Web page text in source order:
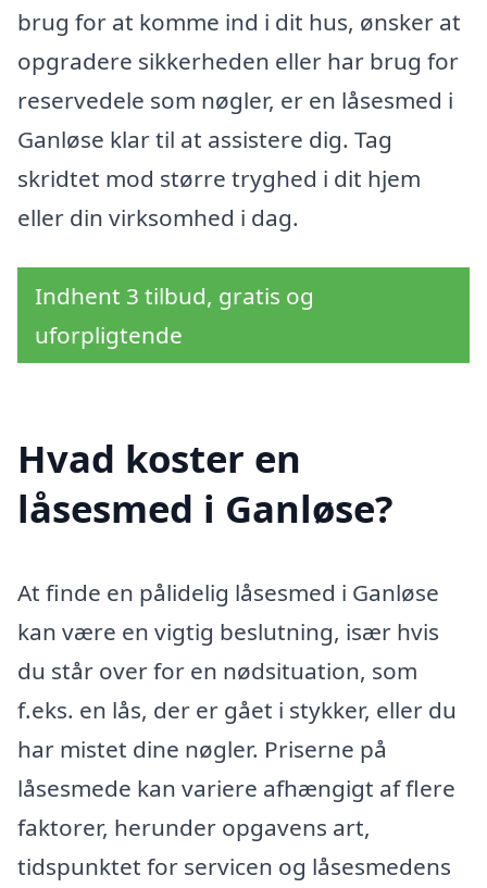
brug for at komme ind i dit hus, ønsker at
opgradere sikkerheden eller har brug for
reservedele som nøgler, er en låsesmed i
Ganløse klar til at assistere dig. Tag
skridtet mod større tryghed i dit hjem
eller din virksomhed i dag.
Indhent 3 tilbud, gratis og
uforpligtende
Hvad koster en
låsesmed i Ganløse?
At finde en pålidelig låsesmed i Ganløse
kan være en vigtig beslutning, især hvis
du står over for en nødsituation, som
f.eks. en lås, der er gået i stykker, eller du
har mistet dine nøgler. Priserne på
låsesmede kan variere afhængigt af flere
faktorer, herunder opgavens art,
tidspunktet for servicen og låsesmedens